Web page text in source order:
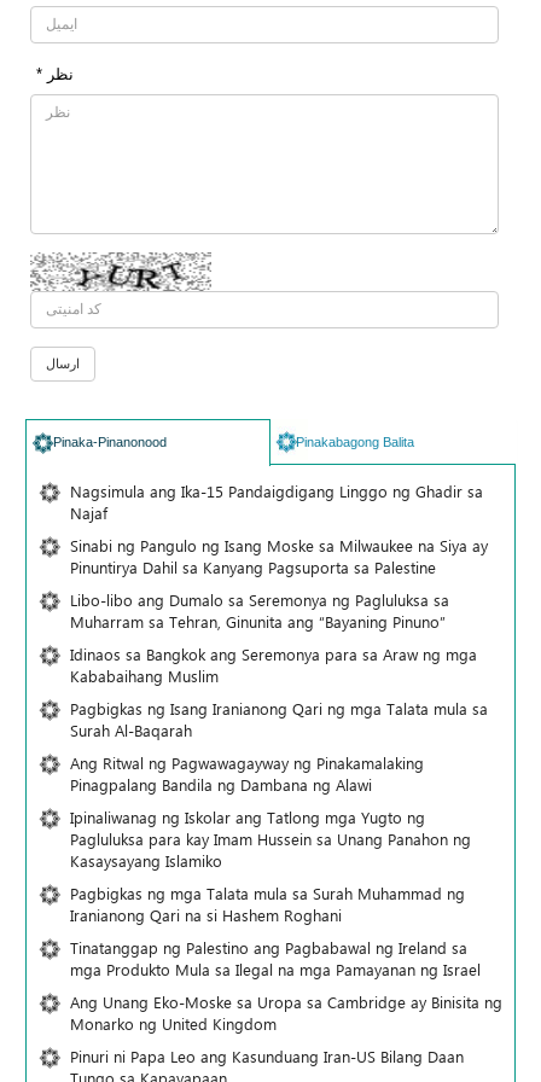
* نظر
Pinaka-Pinanonood Pinakabagong Balita
Nagsimula ang Ika-15 Pandaigdigang Linggo ng Ghadir sa
Najaf
Sinabi ng Pangulo ng Isang Moske sa Milwaukee na Siya ay
Pinuntirya Dahil sa Kanyang Pagsuporta sa Palestine
Libo-libo ang Dumalo sa Seremonya ng Pagluluksa sa
Muharram sa Tehran, Ginunita ang “Bayaning Pinuno”
Idinaos sa Bangkok ang Seremonya para sa Araw ng mga
Kababaihang Muslim
Pagbigkas ng Isang Iranianong Qari ng mga Talata mula sa
Surah Al-Baqarah
Ang Ritwal ng Pagwawagayway ng Pinakamalaking
Pinagpalang Bandila ng Dambana ng Alawi
Ipinaliwanag ng Iskolar ang Tatlong mga Yugto ng
Pagluluksa para kay Imam Hussein sa Unang Panahon ng
Kasaysayang Islamiko
Pagbigkas ng mga Talata mula sa Surah Muhammad ng
Iranianong Qari na si Hashem Roghani
Tinatanggap ng Palestino ang Pagbabawal ng Ireland sa
mga Produkto Mula sa Ilegal na mga Pamayanan ng Israel
Ang Unang Eko-Moske sa Uropa sa Cambridge ay Binisita ng
Monarko ng United Kingdom
Pinuri ni Papa Leo ang Kasunduang Iran-US Bilang Daan
Tungo sa Kapayapaan